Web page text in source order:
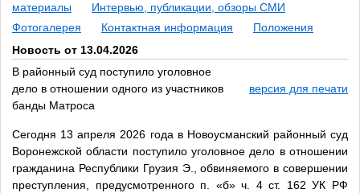
материалы
Интервью, публикации, обзоры СМИ
Фотогалерея
Контактная информация
Положения
Новость от 13.04.2026
В районный суд поступило уголовное
дело в отношении одного из участников
банды Матроса
версия для печати
Сегодня 13 апреля 2026 года в Новоусманский районный суд
Воронежской области поступило уголовное дело в отношении
гражданина Республики Грузия Э., обвиняемого в совершении
преступления, предусмотренного п. «б» ч. 4 ст. 162 УК РФ